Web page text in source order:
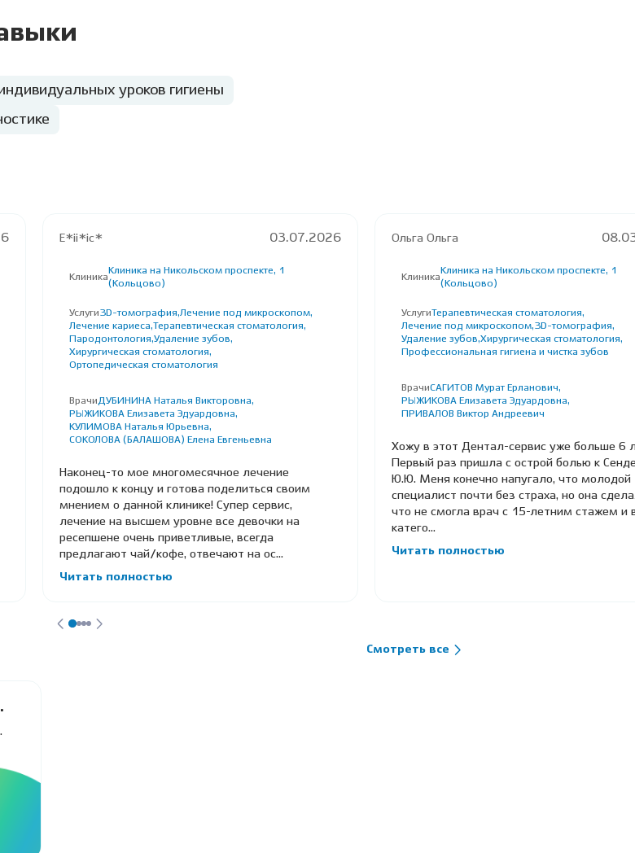
уроков гигиены
E*ii*ic* 03.07.2026
Клиника
Клиника на Никольском проспекте, 1
(Кольцово)
Услуги3D-томография,Лечение под микроскопом,
Лечение кариеса,Терапевтическая стоматология,
Пародонтология,Удаление зубов,
Хирургическая стоматология,
Ортопедическая стоматология
Врачи ДУБИНИНА Наталья Викторовна,
РЫЖИКОВА Елизавета Эдуардовна,
КУЛИМОВА Наталья Юрьевна,
СОКОЛОВА (БАЛАШОВА) Елена Евгеньевна
Наконец-то мое многомесячное лечение
подошло к концу и готова поделиться своим
мнением о данной клинике! Супер сервис,
лечение на высшем уровне все девочки на
ресепшене очень приветливые, всегда
предлагают чай/кофе, отвечают на ос...
Читать полностью
Ольга Ольга
Клиника
Клиника на Никольском проспекте, 1
(Кольцово)
УслугиТерапевтическая стоматология,
Лечение под микроскопом,3D-томография,
Удаление зубов,Хирургическая стоматология,
Профессиональная гигиена и чистка зубов
ВрачиСАГИТОВ Мурат Ерланович,
РЫЖИКОВА Елизавета Эдуардовна,
ПРИВАЛОВ Виктор Андреевич
Хожу в этот Дентал-сервис уже больше 6
Первый раз пришла с острой болью к
Ю.Ю. Меня конечно напугало, что молодой
специалист почти без страха, но она
что не смогла врач с 15-летним стажем и
катего...
Читать полностью
Смотреть все